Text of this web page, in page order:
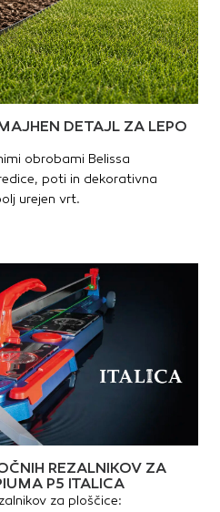
DETAJL ZA LEPO
obrobami Belissa
poti in dekorativna
urejen vrt.
REZALNIKOV ZA
P5 ITALICA
za ploščice: